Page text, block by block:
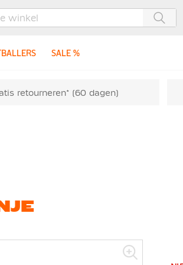
SALE %
retourneren* (60 dagen)